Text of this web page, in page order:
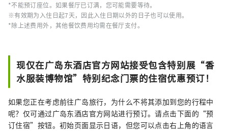
*不能预订座位。如果餐厅已订满，您可能需要等待。
※有效期为入住日起7天，因此入住日期以外的日子也可以使用。
*除上述费用外，其他餐饮费用均需在餐厅支付。
现仅在广岛东酒店官方网站接受包含特别展“香
水服装博物馆”特别纪念门票的住宿优惠预订！
如果您正在考虑前往广岛旅行，为什么不将其添加到您的行程中
呢？仅可通过广岛东酒店官方网站进行预订。请点击下面的“预
订住宿”按钮。初始页面显示日语，但您可以点击右上角的语言